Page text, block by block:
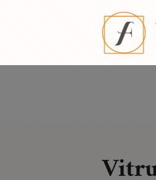
: Return type of
/var/www/html/vitruve-formation/wp-
: Return type of
/var/www/html/